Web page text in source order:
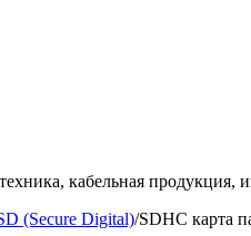
кабельная продукция,
(Secure Digital)/SDHC карта